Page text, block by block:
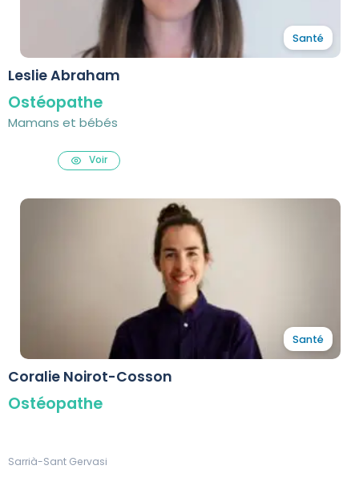
Santé
Leslie Abraham
Ostéopathe
Mamans et bébés
Voir
Santé
Coralie Noirot-Cosson
Ostéopathe
Sarrià-Sant Gervasi